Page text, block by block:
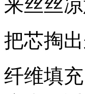
来丝丝凉
把芯掏
纤维填